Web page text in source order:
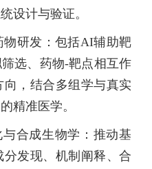
设计与验证。
物研发：包括AI辅助靶
选、药物-靶点相互作
，结合多组学与真实
精准医学。
合成生物学：推动基
发现、机制阐释、合